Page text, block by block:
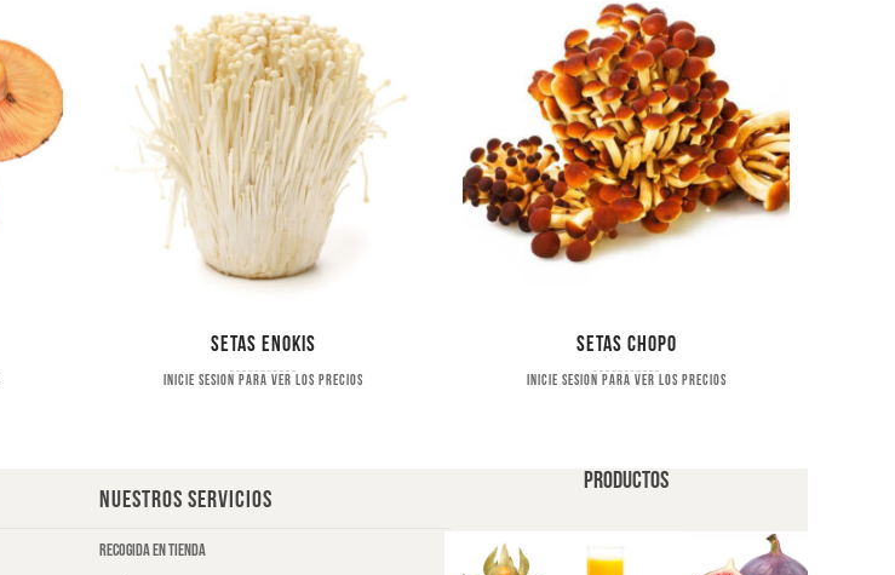
Setas enokis
Inicie sesion para ver los precios
Setas chopo
Inicie sesion para ver los precios
NUESTROS SERVICIOS
Recogida en tienda
PRODUCTOS